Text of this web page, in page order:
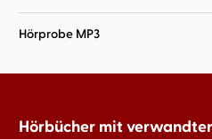
Hörprobe MP3
Hörbücher mit